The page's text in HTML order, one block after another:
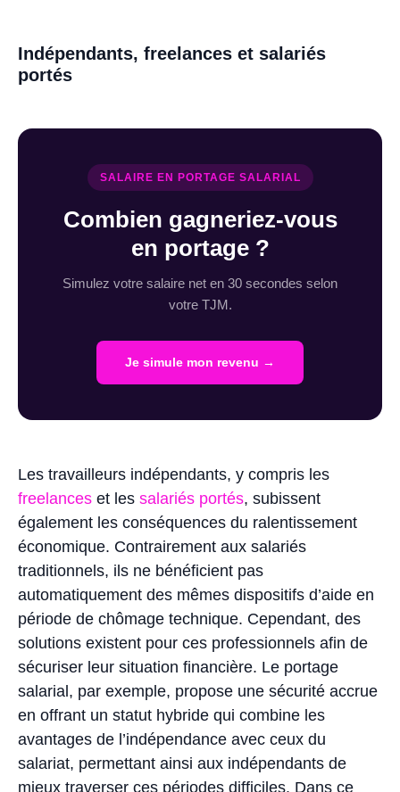
Indépendants, freelances et salariés
portés
SALAIRE EN PORTAGE SALARIAL
Combien gagneriez-vous
en portage ?
Simulez votre salaire net en 30 secondes selon
votre TJM.
Je simule mon revenu →
Les travailleurs indépendants, y compris les
freelances et les salariés portés, subissent
également les conséquences du ralentissement
économique. Contrairement aux salariés
traditionnels, ils ne bénéficient pas
automatiquement des mêmes dispositifs d’aide en
période de chômage technique. Cependant, des
solutions existent pour ces professionnels afin de
sécuriser leur situation financière. Le portage
salarial, par exemple, propose une sécurité accrue
en offrant un statut hybride qui combine les
avantages de l’indépendance avec ceux du
salariat, permettant ainsi aux indépendants de
mieux traverser ces périodes difficiles. Dans ce